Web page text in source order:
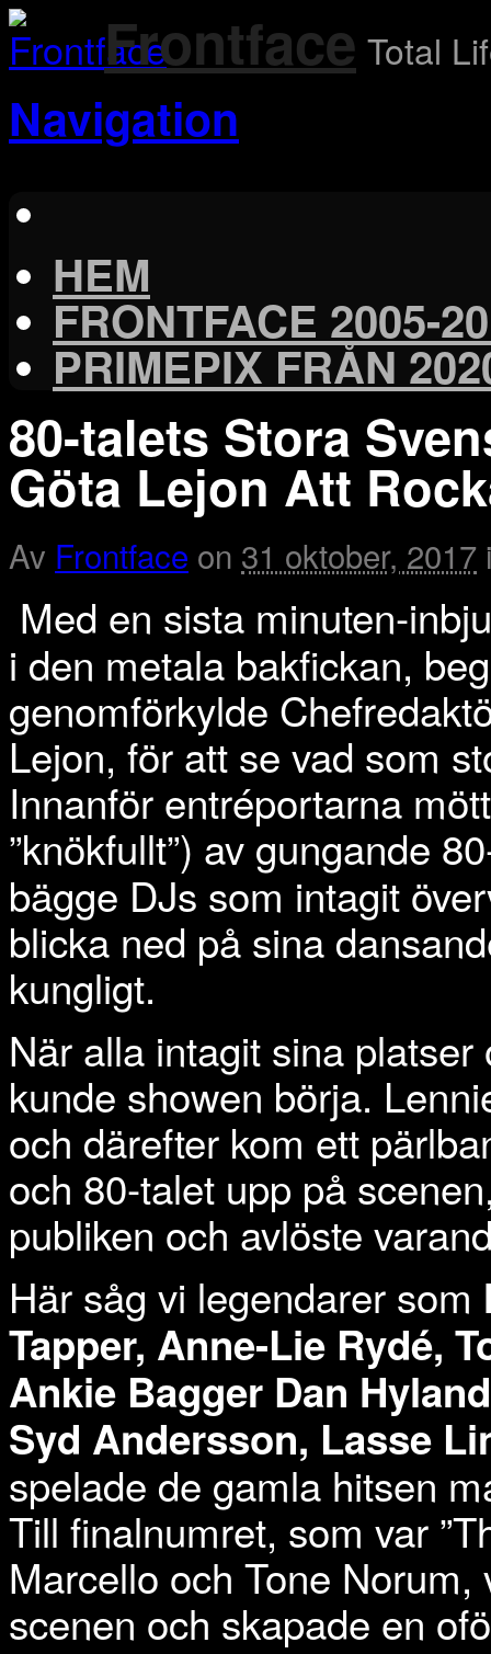
Frontface Total
Navigation
HEM
FRONTFACE 2005-
PRIMEPIX FRÅN
80-talets Stora
Göta Lejon Att
Av Frontface on 31 oktober, 2017
Med en sista minuten-
i den metala bakfickan,
genomförkylde
Lejon, för att se vad som
Innanför entréportarna
”knökfullt”) av gungande
bägge DJs som intagit
blicka ned på sina
kungligt.
När alla intagit sina
kunde showen börja.
och därefter kom ett
och 80-talet upp på
publiken och avlöste
Här såg vi legendarer som
Tapper, Anne-Lie Rydé,
Ankie Bagger Dan
Syd Andersson, Lasse
spelade de gamla hitsen
Till finalnumret, som var
Marcello och Tone
scenen och skapade en